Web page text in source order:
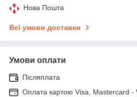
Нова Пошта
Всі умови доставки
Умови оплати
Післяплата
Оплата картою Visa, Mastercard -